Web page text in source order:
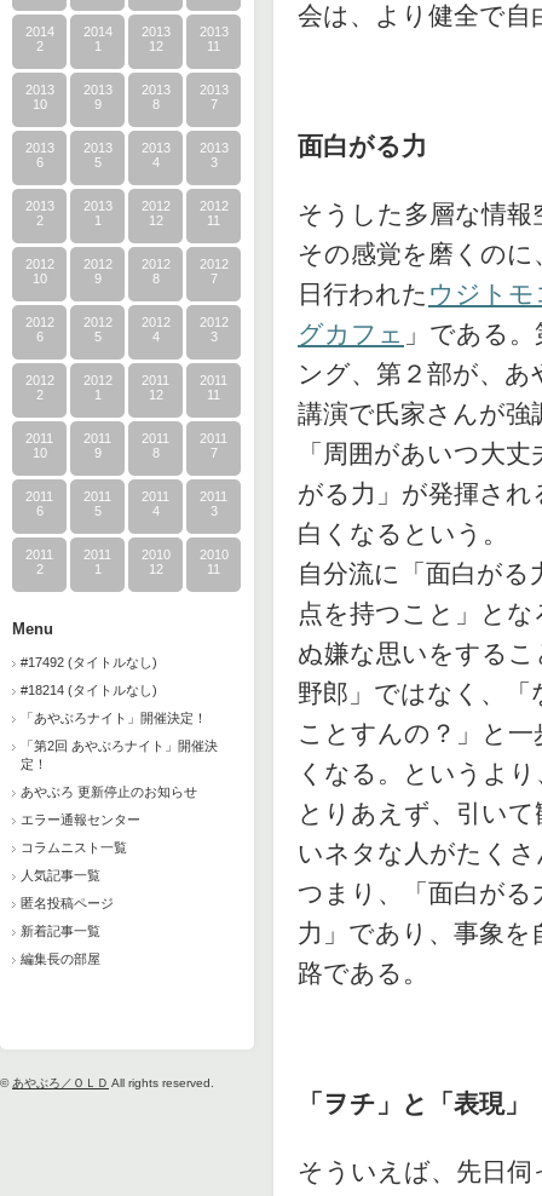
2014
2
2014
1
2013
12
2013
11
2013
10
2013
9
2013
8
2013
7
2013
6
2013
5
2013
4
2013
3
2013
2
2013
1
2012
12
2012
11
2012
10
2012
9
2012
8
2012
7
2012
6
2012
5
2012
4
2012
3
2012
2
2012
1
2011
12
2011
11
2011
10
2011
9
2011
8
2011
7
2011
6
2011
5
2011
4
2011
3
2011
2
2011
1
2010
12
2010
11
Menu
#17492 (タイトルなし)
#18214 (タイトルなし)
「あやぶろナイト」開催決定！
「第2回 あやぶろナイト」開催決
定！
あやぶろ 更新停止のお知らせ
エラー通報センター
コラムニスト一覧
人気記事一覧
匿名投稿ページ
新着記事一覧
編集長の部屋
© あやぶろ／ＯＬＤ All rights reserved.
会は、より健全で
面白がる力
そうした多層な情
その感覚を磨くの
日行われた ウジトモ
グカフェ 」である
ング、第２部が、
講演で氏家さんが強
「周囲があいつ大
がる力」が発揮さ
白くなるという。
自分流に「面白が
点を持つこと」と
ぬ嫌な思いをする
野郎」ではなく、
ことすんの？」と
くなる。というよ
とりあえず、引い
いネタな人がたく
つまり、「面白が
力」であり、事象
路である。
「ヲチ」と「表現」
そういえば、先日